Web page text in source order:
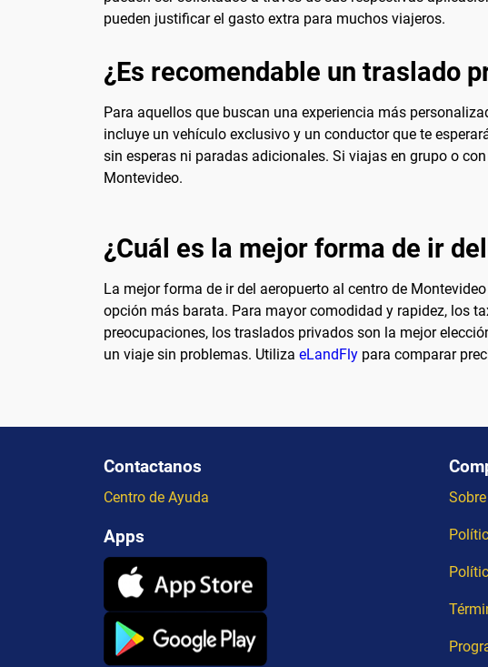
pueden justificar el gasto extra para muchos viajeros.
¿Es recomendable un traslado
Para aquellos que buscan una experiencia más
incluye un vehículo exclusivo y un conductor que te
sin esperas ni paradas adicionales. Si viajas en grupo o
Montevideo.
¿Cuál es la mejor forma de ir
La mejor forma de ir del aeropuerto al centro de
opción más barata. Para mayor comodidad y rapidez, los
preocupaciones, los traslados privados son la mejor
un viaje sin problemas. Utiliza eLandFly para comparar
Contactanos
Centro de Ayuda
Apps